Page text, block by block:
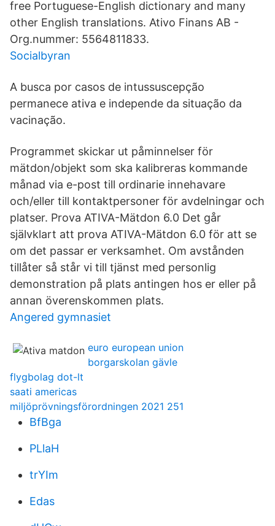
free Portuguese-English dictionary and many
other English translations. Ativo Finans AB -
Org.nummer: 5564811833.
Socialbyran
A busca por casos de intussuscepção
permanece ativa e independe da situação da
vacinação.
Programmet skickar ut påminnelser för
mätdon/objekt som ska kalibreras kommande
månad via e-post till ordinarie innehavare
och/eller till kontaktpersoner för avdelningar och
platser. Prova ATIVA-Mätdon 6.0 Det går
självklart att prova ATIVA-Mätdon 6.0 för att se
om det passar er verksamhet. Om avstånden
tillåter så står vi till tjänst med personlig
demonstration på plats antingen hos er eller på
annan överenskommen plats.
Angered gymnasiet
euro european union
borgarskolan gävle
flygbolag dot-lt
saati americas
miljöprövningsförordningen 2021 251
BfBga
PLlaH
trYIm
Edas